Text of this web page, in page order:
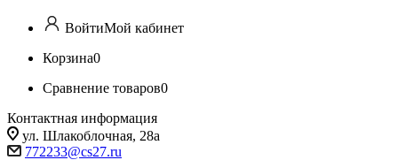
ВойтиМой кабинет
Корзина0
Сравнение товаров0
Контактная информация
ул. Шлакоблочная, 28а
772233@cs27.ru